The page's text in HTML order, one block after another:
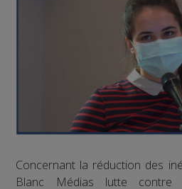
Concernant la réduction des
Blanc Médias lutte contre